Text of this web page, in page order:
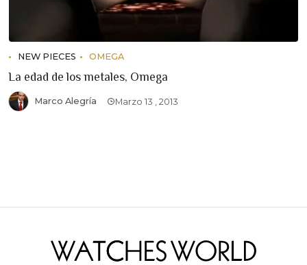
NEW PIECES OMEGA
La edad de los metales, Omega
Marco Alegría Marzo 13 , 2013